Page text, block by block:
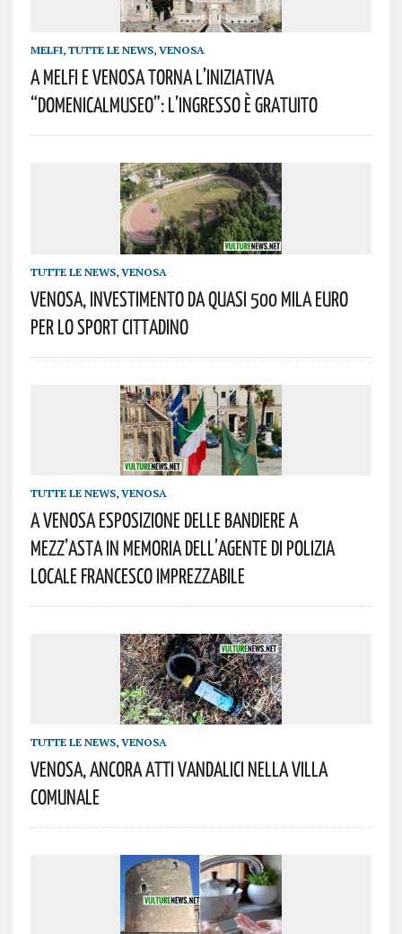
MELFI, TUTTE LE NEWS, VENOSA
A Melfi E Venosa Torna L’iniziativa
“DomenicalMuseo”: L’ingresso È Gratuito
TUTTE LE NEWS, VENOSA
Venosa, Investimento Da Quasi 500 Mila Euro
Per Lo Sport Cittadino
TUTTE LE NEWS, VENOSA
A Venosa Esposizione Delle Bandiere A
Mezz’asta In Memoria Dell’Agente Di Polizia
Locale Francesco Imprezzabile
TUTTE LE NEWS, VENOSA
Venosa, Ancora Atti Vandalici Nella Villa
Comunale